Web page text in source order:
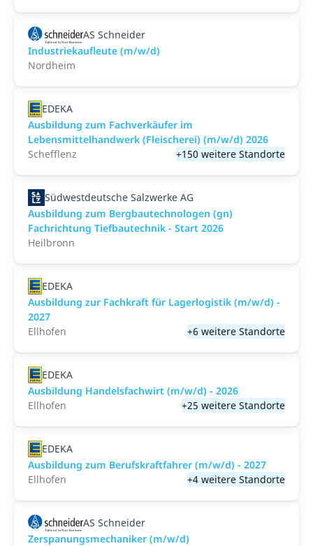
AS Schneider
Industriekaufleute (m/w/d)
Nordheim
EDEKA
Ausbildung zum Fachverkäufer im
Lebensmittelhandwerk (Fleischerei) (m/w/d) 2026
Schefflenz
+150 weitere Standorte
Südwestdeutsche Salzwerke AG
Ausbildung zum Bergbautechnologen (gn)
Fachrichtung Tiefbautechnik - Start 2026
Heilbronn
EDEKA
Ausbildung zur Fachkraft für Lagerlogistik (m/w/d) -
2027
Ellhofen
+6 weitere Standorte
EDEKA
Ausbildung Handelsfachwirt (m/w/d) - 2026
Ellhofen
+25 weitere Standorte
EDEKA
Ausbildung zum Berufskraftfahrer (m/w/d) - 2027
Ellhofen
+4 weitere Standorte
AS Schneider
Zerspanungsmechaniker (m/w/d)